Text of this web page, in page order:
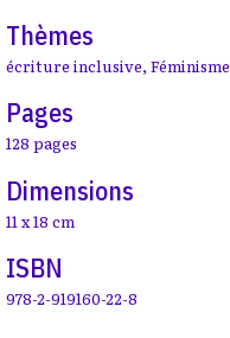
Thèmes
écriture inclusive, Féminisme
Pages
128 pages
Dimensions
11 x 18 cm
ISBN
978-2-919160-22-8